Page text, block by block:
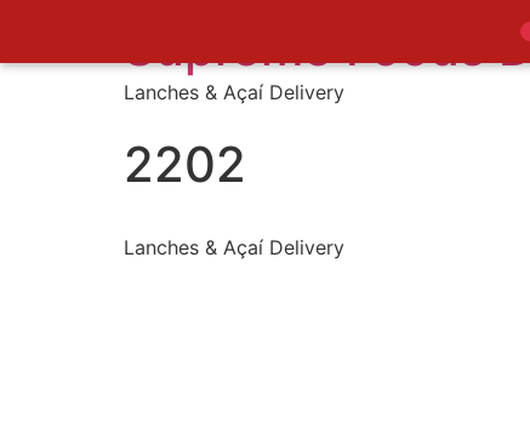
Supreme Foods
Lanches & Açaí Delivery
2202
Lanches & Açaí Delivery